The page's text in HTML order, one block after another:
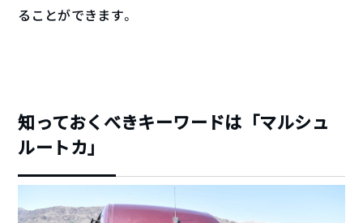
ることができます。
知っておくべきキーワードは「マルシュ
ルートカ」